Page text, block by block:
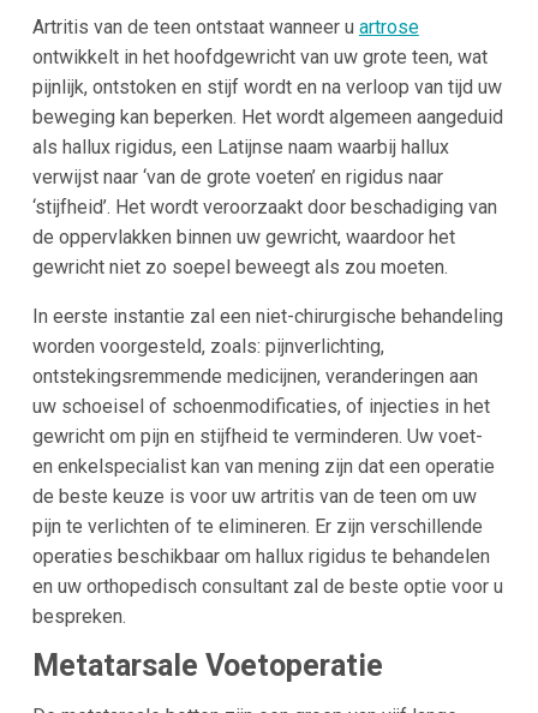
Artritis van de teen ontstaat wanneer u artrose
ontwikkelt in het hoofdgewricht van uw grote teen, wat
pijnlijk, ontstoken en stijf wordt en na verloop van tijd uw
beweging kan beperken. Het wordt algemeen aangeduid
als hallux rigidus, een Latijnse naam waarbij hallux
verwijst naar ‘van de grote voeten’ en rigidus naar
‘stijfheid’. Het wordt veroorzaakt door beschadiging van
de oppervlakken binnen uw gewricht, waardoor het
gewricht niet zo soepel beweegt als zou moeten.
In eerste instantie zal een niet-chirurgische behandeling
worden voorgesteld, zoals: pijnverlichting,
ontstekingsremmende medicijnen, veranderingen aan
uw schoeisel of schoenmodificaties, of injecties in het
gewricht om pijn en stijfheid te verminderen. Uw voet-
en enkelspecialist kan van mening zijn dat een operatie
de beste keuze is voor uw artritis van de teen om uw
pijn te verlichten of te elimineren. Er zijn verschillende
operaties beschikbaar om hallux rigidus te behandelen
en uw orthopedisch consultant zal de beste optie voor u
bespreken.
Metatarsale Voetoperatie